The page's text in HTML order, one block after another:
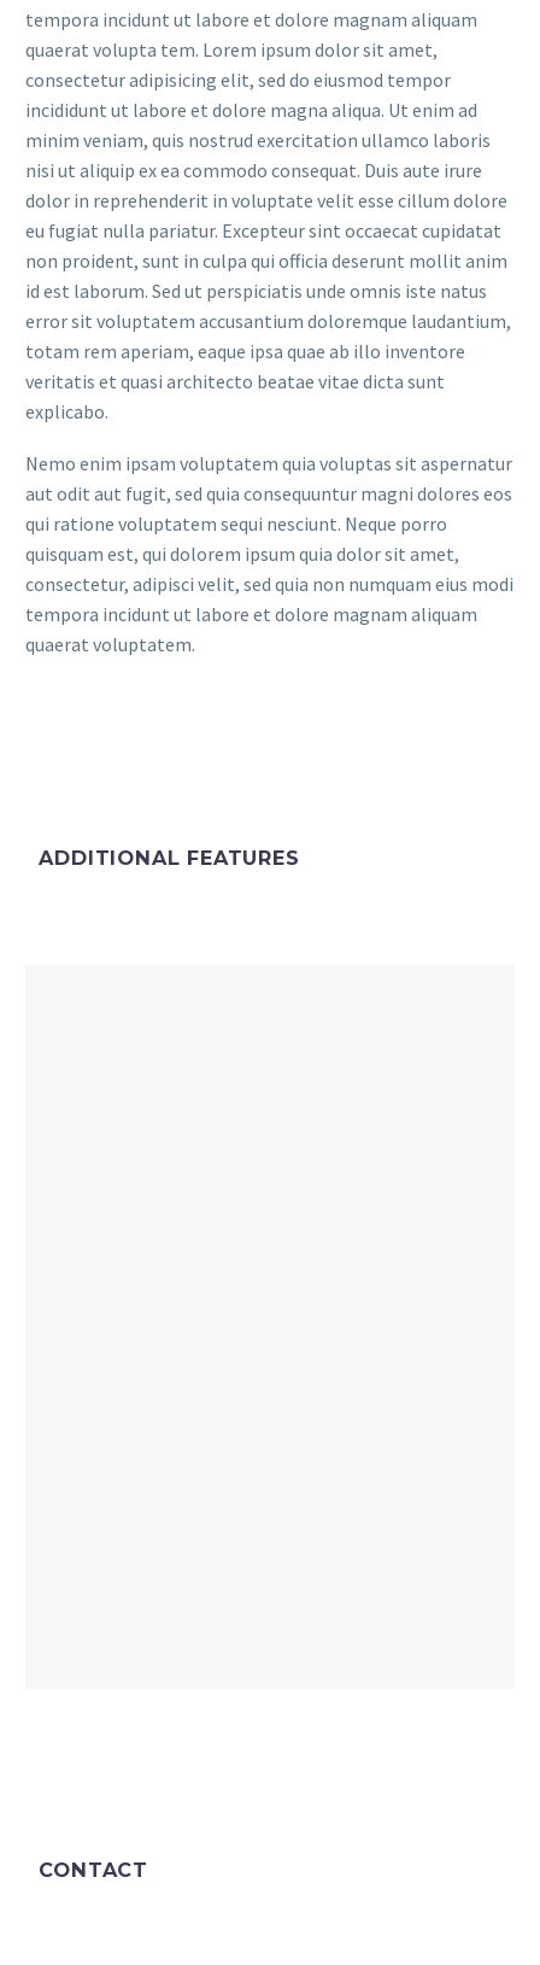
tempora incidunt ut labore et dolore magnam aliquam
quaerat volupta tem. Lorem ipsum dolor sit amet,
consectetur adipisicing elit, sed do eiusmod tempor
incididunt ut labore et dolore magna aliqua. Ut enim ad
minim veniam, quis nostrud exercitation ullamco laboris
nisi ut aliquip ex ea commodo consequat. Duis aute irure
dolor in reprehenderit in voluptate velit esse cillum dolore
eu fugiat nulla pariatur. Excepteur sint occaecat cupidatat
non proident, sunt in culpa qui officia deserunt mollit anim
id est laborum. Sed ut perspiciatis unde omnis iste natus
error sit voluptatem accusantium doloremque laudantium,
totam rem aperiam, eaque ipsa quae ab illo inventore
veritatis et quasi architecto beatae vitae dicta sunt
explicabo.
Nemo enim ipsam voluptatem quia voluptas sit aspernatur
aut odit aut fugit, sed quia consequuntur magni dolores eos
qui ratione voluptatem sequi nesciunt. Neque porro
quisquam est, qui dolorem ipsum quia dolor sit amet,
consectetur, adipisci velit, sed quia non numquam eius modi
tempora incidunt ut labore et dolore magnam aliquam
quaerat voluptatem.
ADDITIONAL FEATURES
CONTACT